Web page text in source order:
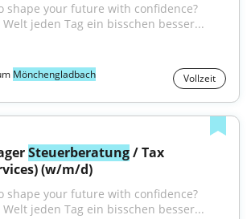
shape your future with confidence?
jeden Tag ein bisschen besser...
Mönchengladbach Vollzeit
Steuerberatung / Tax
(w/m/d)
shape your future with confidence?
jeden Tag ein bisschen besser...